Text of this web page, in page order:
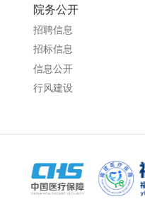
院务公开
招聘信息
招标信息
信息公开
行风建设